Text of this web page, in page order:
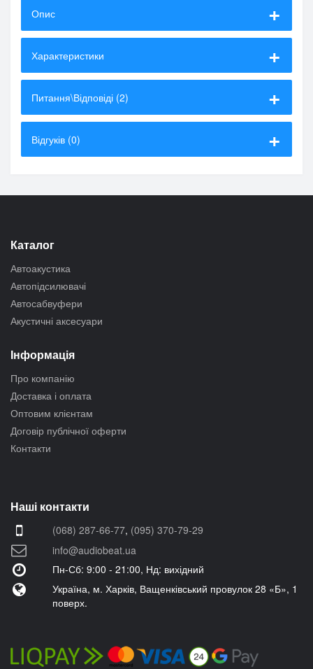
Опис
Характеристики
Питання\Відповіді (2)
Відгуків (0)
Каталог
Автоакустика
Автопідсилювачі
Автосабвуфери
Акустичні аксесуари
Інформація
Про компанію
Доставка і оплата
Оптовим клієнтам
Договір публічної оферти
Контакти
Наші контакти
(068) 287-66-77, (095) 370-79-29
info@audiobeat.ua
Пн-Сб: 9:00 - 21:00, Нд: вихідний
Україна, м. Харків, Ващенківський провулок 28 «Б», 1
поверх.